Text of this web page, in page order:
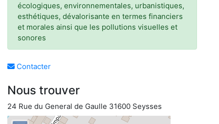
écologiques, environnementales, urbanistiques,
esthétiques, dévalorisante en termes financiers
et morales ainsi que les pollutions visuelles et
sonores
Contacter
Nous trouver
24 Rue du General de Gaulle 31600 Seysses